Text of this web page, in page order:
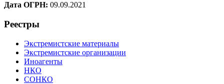
Дата ОГРН: 09.09.2021
Реестры
Экстремистские материалы
Экстремистские организации
Иноагенты
НКО
СОНКО